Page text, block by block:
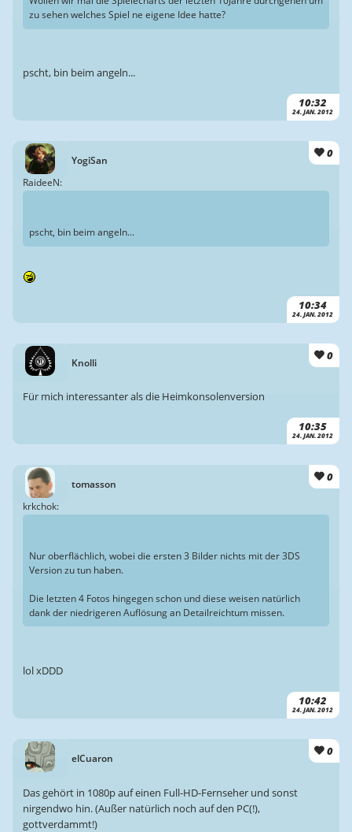
10:32
24. JAN. 2012
zu sehen welches Spiel ne eigene Idee hatte?
pscht, bin beim angeln...
YogiSan
0
10:34
24. JAN. 2012
RaideeN:
pscht, bin beim angeln...
Knolli
0
10:35
24. JAN. 2012
Für mich interessanter als die Heimkonsolenversion
tomasson
0
10:42
24. JAN. 2012
krkchok:
Nur oberflächlich, wobei die ersten 3 Bilder nichts mit der 3DS
Version zu tun haben.
Die letzten 4 Fotos hingegen schon und diese weisen natürlich
dank der niedrigeren Auflösung an Detailreichtum missen.
lol xDDD
elCuaron
0
Das gehört in 1080p auf einen Full-HD-Fernseher und sonst
nirgendwo hin. (Außer natürlich noch auf den PC(!),
gottverdammt!)